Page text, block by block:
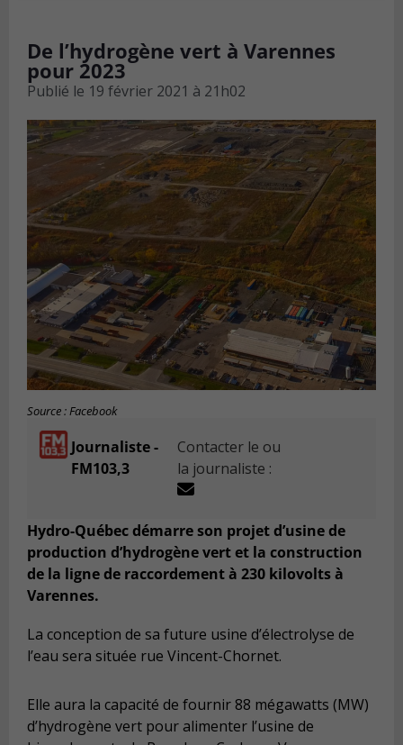
De l’hydrogène vert à Varennes
pour 2023
Publié le 19 février 2021 à 21h02
Source : Facebook
Journaliste -
FM103,3
Contacter le ou
la journaliste :
Hydro-Québec démarre son projet d’usine de
production d’hydrogène vert et la construction
de la ligne de raccordement à 230 kilovolts à
Varennes.
La conception de sa future usine d’électrolyse de
l’eau sera située rue Vincent-Chornet.
Elle aura la capacité de fournir 88 mégawatts (MW)
d’hydrogène vert pour alimenter l’usine de